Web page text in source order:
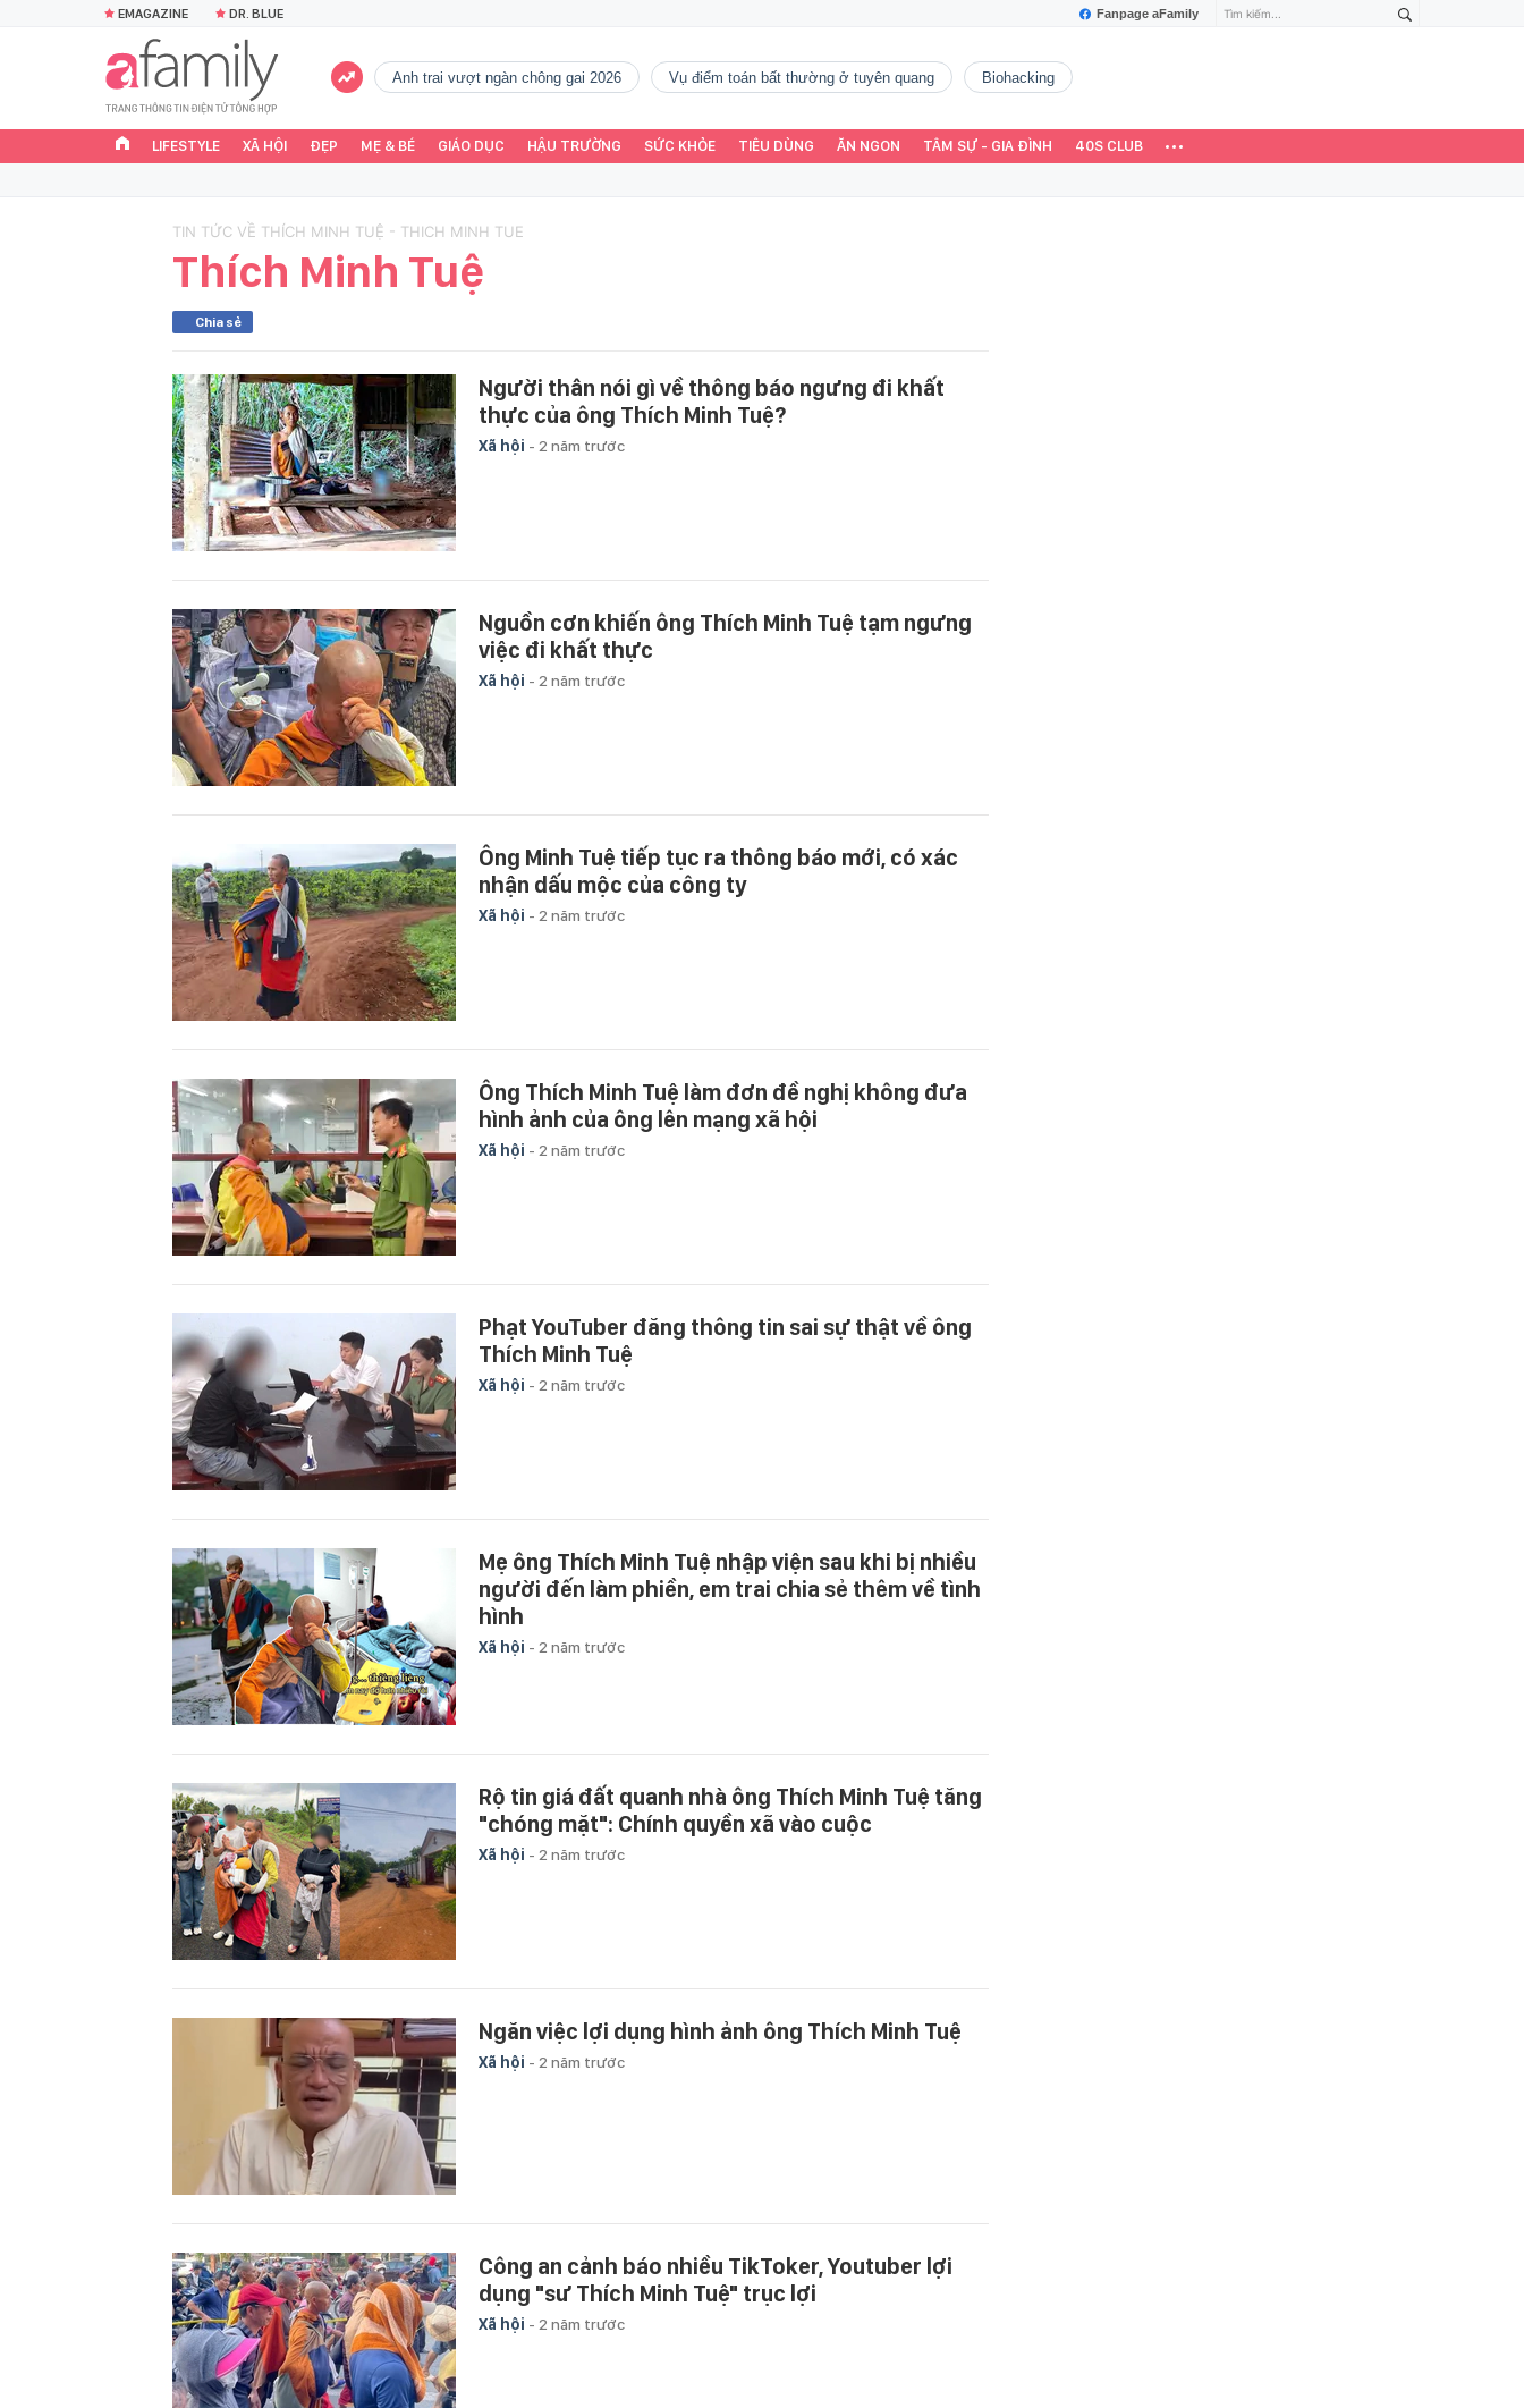
Fanpage aFamily
EMAGAZINE DR. BLUE
Anh trai vượt ngàn chông gai 2026 vụ điểm toán bất thường ở tuyên quang Biohacking
LIFESTYLE XÃ HỘI ĐẸP MẸ & BÉ GIÁO DỤC HẬU TRƯỜNG SỨC KHỎE TIÊU DÙNG ĂN NGON TÂM SỰ - GIA ĐÌNH 40S CLUB
TIN TỨC VỀ THÍCH MINH TUỆ - THICH MINH TUE
Thích Minh Tuệ
Chia sẻ
Người thân nói gì về thông báo ngưng đi khất
thực của ông Thích Minh Tuệ?
Xã hội - 2 năm trước
Nguồn cơn khiến ông Thích Minh Tuệ tạm ngưng
việc đi khất thực
Xã hội - 2 năm trước
Ông Minh Tuệ tiếp tục ra thông báo mới, có xác
nhận dấu mộc của công ty
Xã hội - 2 năm trước
Ông Thích Minh Tuệ làm đơn đề nghị không đưa
hình ảnh của ông lên mạng xã hội
Xã hội - 2 năm trước
Phạt YouTuber đăng thông tin sai sự thật về ông
Thích Minh Tuệ
Xã hội - 2 năm trước
Mẹ ông Thích Minh Tuệ nhập viện sau khi bị nhiều
người đến làm phiền, em trai chia sẻ thêm về tình
hình
Xã hội - 2 năm trước
Rộ tin giá đất quanh nhà ông Thích Minh Tuệ tăng
"chóng mặt": Chính quyền xã vào cuộc
Xã hội - 2 năm trước
Ngăn việc lợi dụng hình ảnh ông Thích Minh Tuệ
Xã hội - 2 năm trước
Công an cảnh báo nhiều TikToker, Youtuber lợi
dụng "sư Thích Minh Tuệ" trục lợi
Xã hội - 2 năm trước